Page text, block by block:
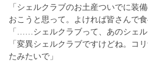
「シェルクラブのお土産ついでに装
おこうと思って。よければ皆さんで食
「……シェルクラブって、あのシェル
「変異シェルクラブですけどね。コ
たみたいで」